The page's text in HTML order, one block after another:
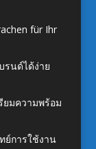
für Ihr
รนด์ได้ง่าย
ยมความพร้อม
ย์การใช้งาน